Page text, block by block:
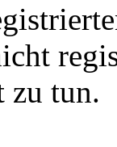
zu tun.